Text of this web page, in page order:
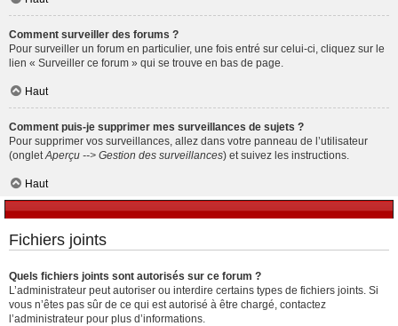
Comment surveiller des forums ?
Pour surveiller un forum en particulier, une fois entré sur celui-ci, cliquez sur le
lien « Surveiller ce forum » qui se trouve en bas de page.
Haut
Comment puis-je supprimer mes surveillances de sujets ?
Pour supprimer vos surveillances, allez dans votre panneau de l’utilisateur
(onglet Aperçu --> Gestion des surveillances) et suivez les instructions.
Haut
Fichiers joints
Quels fichiers joints sont autorisés sur ce forum ?
L’administrateur peut autoriser ou interdire certains types de fichiers joints. Si
vous n’êtes pas sûr de ce qui est autorisé à être chargé, contactez
l’administrateur pour plus d’informations.